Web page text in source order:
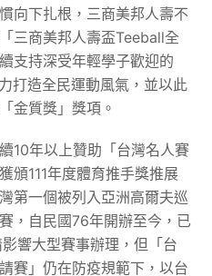
向下扎根，三商美邦人壽不
三商美邦人壽盃Teeball全
支持深受年輕學子歡迎的
打造全民運動風氣，並以此
金質獎」獎項。
10年以上贊助「台灣名人賽
頒111年度體育推手獎推展
第一個被列入亞洲高爾夫巡
，自民國76年開辦至今，已
響大型賽事辦理，但「台
賽」仍在防疫規範下，以台